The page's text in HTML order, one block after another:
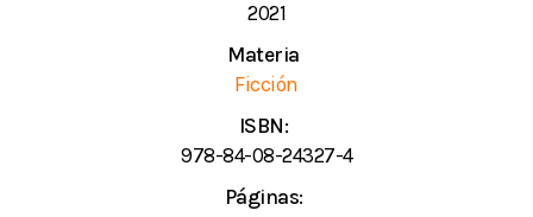
2021
Materia
Ficción
ISBN:
978-84-08-24327-4
Páginas: